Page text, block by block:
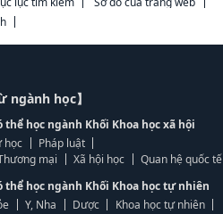
học】
học ngành Khối Khoa học xã hội
học
Pháp luật
mại
Xã hội học
Quan hệ quốc tế
thể học ngành Khối Khoa học tự nhiên
Y, Nha Dược
Khoa học tự nhiên